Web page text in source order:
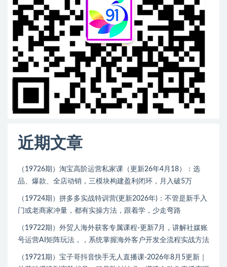
近期文章
（19726期）淘宝高阶运营私家课（更新26年4月18）：选
品、爆款、全店动销，三模块构建盈利闭环，月入破5万
（19724期）拼多多实战特训营(更新2026年)：不管是新手入
门或老商家冲量，都有实操方法，跟着学，少走弯路
（19722期）外贸人海外获客专属课程-更新7月，讲解社媒账
号运营AI矩阵玩法，，系统掌握海外客户开发全流程实战方法
（19721期）宝子哥抖音快手无人直播课-2026年8月5更新｜